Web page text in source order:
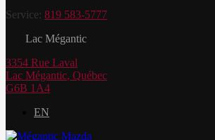
Service: 819 583-5777
Lac Mégantic
3354 Rue Laval
Lac Mégantic, Québec
G6B 1A4
EN